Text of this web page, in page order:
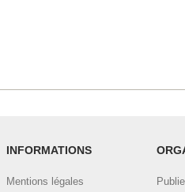
INFORMATIONS
Mentions légales